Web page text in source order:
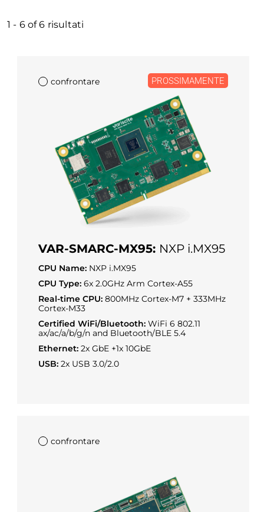
1 - 6of6 risultati
confrontare PROSSIMAMENTE
VAR-SMARC-MX95: NXP i.MX95
CPU Name: NXP i.MX95
CPU Type: 6x 2.0GHz Arm Cortex-A55
Real-time CPU: 800MHz Cortex-M7 + 333MHz
Cortex-M33
Certified WiFi/Bluetooth: WiFi 6 802.11
ax/ac/a/b/g/n and Bluetooth/BLE 5.4
Ethernet: 2x GbE +1x 10GbE
USB: 2x USB 3.0/2.0
confrontare